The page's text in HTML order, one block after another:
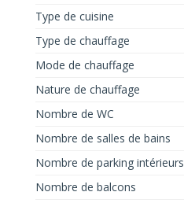
Type de cuisine
Type de chauffage
Mode de chauffage
Nature de chauffage
Nombre de WC
Nombre de salles de bains
Nombre de parking intérieurs
Nombre de balcons